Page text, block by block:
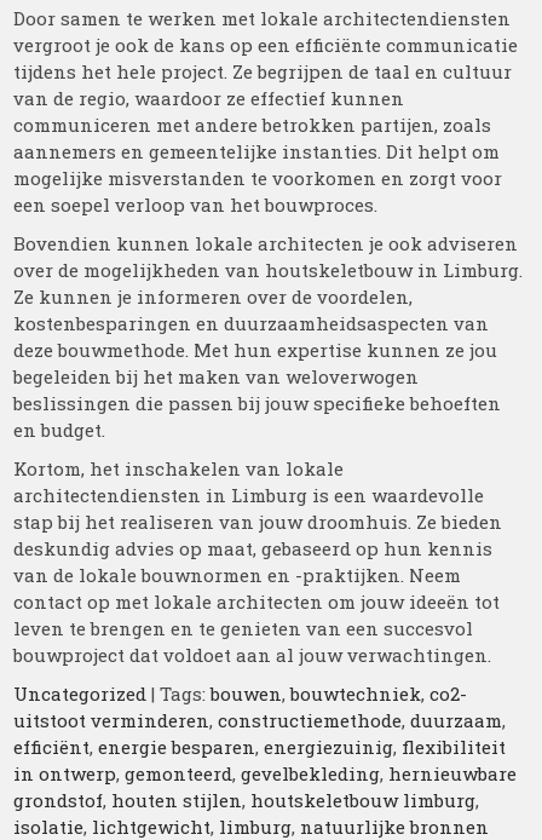
Door samen te werken met lokale architectendiensten
vergroot je ook de kans op een efficiënte communicatie
tijdens het hele project. Ze begrijpen de taal en cultuur
van de regio, waardoor ze effectief kunnen
communiceren met andere betrokken partijen, zoals
aannemers en gemeentelijke instanties. Dit helpt om
mogelijke misverstanden te voorkomen en zorgt voor
een soepel verloop van het bouwproces.
Bovendien kunnen lokale architecten je ook adviseren
over de mogelijkheden van houtskeletbouw in Limburg.
Ze kunnen je informeren over de voordelen,
kostenbesparingen en duurzaamheidsaspecten van
deze bouwmethode. Met hun expertise kunnen ze jou
begeleiden bij het maken van weloverwogen
beslissingen die passen bij jouw specifieke behoeften
en budget.
Kortom, het inschakelen van lokale
architectendiensten in Limburg is een waardevolle
stap bij het realiseren van jouw droomhuis. Ze bieden
deskundig advies op maat, gebaseerd op hun kennis
van de lokale bouwnormen en -praktijken. Neem
contact op met lokale architecten om jouw ideeën tot
leven te brengen en te genieten van een succesvol
bouwproject dat voldoet aan al jouw verwachtingen.
Uncategorized | Tags:bouwen,bouwtechniek,co2-
uitstoot verminderen,constructiemethode,duurzaam,
efficiënt,energie besparen,energiezuinig, flexibiliteit
in ontwerp,gemonteerd,gevelbekleding, hernieuwbare
grondstof, houten stijlen, houtskeletbouw limburg,
isolatie, lichtgewicht, limburg, natuurlijke bronnen